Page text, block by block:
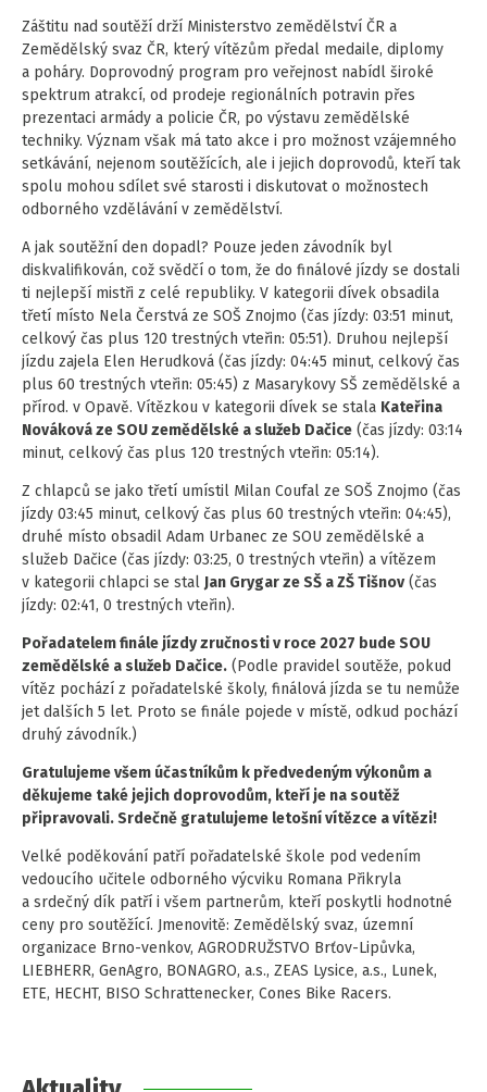
Záštitu nad soutěží drží Ministerstvo zemědělství ČR a
Zemědělský svaz ČR, který vítězům předal medaile, diplomy
a poháry. Doprovodný program pro veřejnost nabídl široké
spektrum atrakcí, od prodeje regionálních potravin přes
prezentaci armády a policie ČR, po výstavu zemědělské
techniky. Význam však má tato akce i pro možnost vzájemného
setkávání, nejenom soutěžících, ale i jejich doprovodů, kteří tak
spolu mohou sdílet své starosti i diskutovat o možnostech
odborného vzdělávání v zemědělství.
A jak soutěžní den dopadl? Pouze jeden závodník byl
diskvalifikován, což svědčí o tom, že do finálové jízdy se dostali
ti nejlepší mistři z celé republiky. V kategorii dívek obsadila
třetí místo Nela Čerstvá ze SOŠ Znojmo (čas jízdy: 03:51 minut,
celkový čas plus 120 trestných vteřin: 05:51). Druhou nejlepší
jízdu zajela Elen Herudková (čas jízdy: 04:45 minut, celkový čas
plus 60 trestných vteřin: 05:45) z Masarykovy SŠ zemědělské a
přírod. v Opavě. Vítězkou v kategorii dívek se stala Kateřina
Nováková ze SOU zemědělské a služeb Dačice (čas jízdy: 03:14
minut, celkový čas plus 120 trestných vteřin: 05:14).
Z chlapců se jako třetí umístil Milan Coufal ze SOŠ Znojmo (čas
jízdy 03:45 minut, celkový čas plus 60 trestných vteřin: 04:45),
druhé místo obsadil Adam Urbanec ze SOU zemědělské a
služeb Dačice (čas jízdy: 03:25, 0 trestných vteřin) a vítězem
v kategorii chlapci se stal Jan Grygar ze SŠ a ZŠ Tišnov (čas
jízdy: 02:41, 0 trestných vteřin).
Pořadatelem finále jízdy zručnosti v roce 2027 bude SOU
zemědělské a služeb Dačice. (Podle pravidel soutěže, pokud
vítěz pochází z pořadatelské školy, finálová jízda se tu nemůže
jet dalších 5 let. Proto se finále pojede v místě, odkud pochází
druhý závodník.)
Gratulujeme všem účastníkům k předvedeným výkonům a
děkujeme také jejich doprovodům, kteří je na soutěž
připravovali. Srdečně gratulujeme letošní vítězce a vítězi!
Velké poděkování patří pořadatelské škole pod vedením
vedoucího učitele odborného výcviku Romana Přikryla
a srdečný dík patří i všem partnerům, kteří poskytli hodnotné
ceny pro soutěžící. Jmenovitě: Zemědělský svaz, územní
organizace Brno-venkov, AGRODRUŽSTVO Brťov-Lipůvka,
LIEBHERR, GenAgro, BONAGRO, a.s., ZEAS Lysice, a.s., Lunek,
ETE, HECHT, BISO Schrattenecker, Cones Bike Racers.